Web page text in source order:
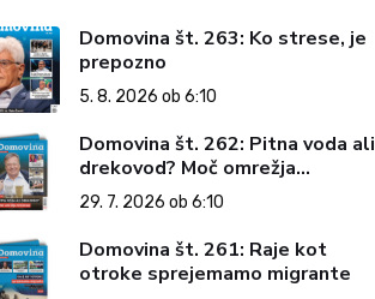
Domovina št. 263: Ko strese, je
prepozno
5. 8. 2026 ob 6:10
Domovina št. 262: Pitna voda ali
drekovod? Moč omrežja
interesov
29. 7. 2026 ob 6:10
Domovina št. 261: Raje kot
otroke sprejemamo migrante